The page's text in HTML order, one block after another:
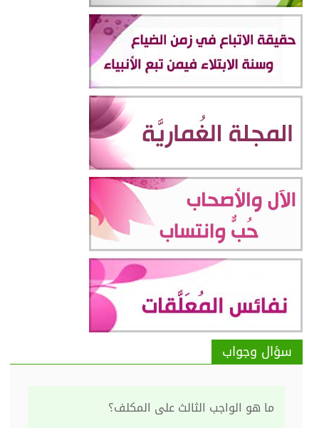
سؤال وجواب
ما هو الواجب الثالث على المكلف؟